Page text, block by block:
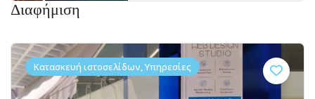
Διαφήμιση
Κατασκευή ιστοσελίδων, Υπηρεσίες